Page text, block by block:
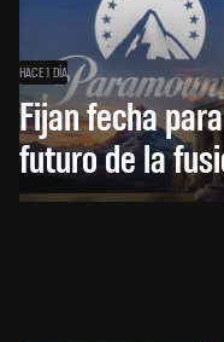
HACE 1 DÍA
Fijan fecha
futuro de la